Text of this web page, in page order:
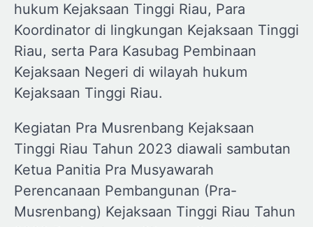
hukum Kejaksaan Tinggi Riau, Para
Koordinator di lingkungan Kejaksaan Tinggi
Riau, serta Para Kasubag Pembinaan
Kejaksaan Negeri di wilayah hukum
Kejaksaan Tinggi Riau.
Kegiatan Pra Musrenbang Kejaksaan
Tinggi Riau Tahun 2023 diawali sambutan
Ketua Panitia Pra Musyawarah
Perencanaan Pembangunan (Pra-
Musrenbang) Kejaksaan Tinggi Riau Tahun